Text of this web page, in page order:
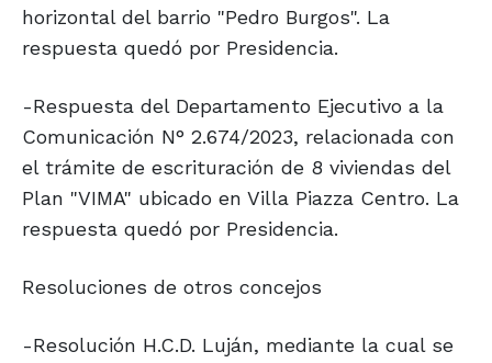
horizontal del barrio "Pedro Burgos". La
respuesta quedó por Presidencia.
-Respuesta del Departamento Ejecutivo a la
Comunicación N° 2.674/2023, relacionada con
el trámite de escrituración de 8 viviendas del
Plan "VIMA" ubicado en Villa Piazza Centro. La
respuesta quedó por Presidencia.
Resoluciones de otros concejos
-Resolución H.C.D. Luján, mediante la cual se